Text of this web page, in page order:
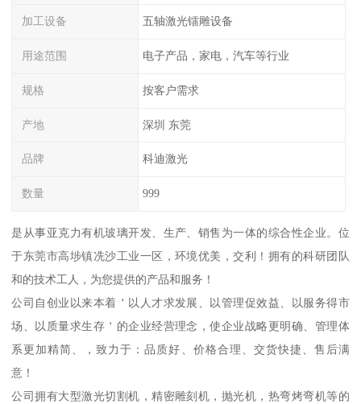
加工设备 五轴激光镭雕设备
用途范围 电子产品，家电，汽车等行业
规格 按客户需求
产地 深圳 东莞
品牌 科迪激光
数量 999
是从事亚克力有机玻璃开发、生产、销售为一体的综合性企业。位
于东莞市高埗镇冼沙工业一区，环境优美，交利！拥有的科研团队
和的技术工人，为您提供的产品和服务！
公司自创业以来本着＇以人才求发展、以管理促效益、以服务得市
场、以质量求生存＇的企业经营理念，使企业战略更明确、管理体
系更加精简、，致力于：品质好、价格合理、交货快捷、售后满
意！
公司拥有大型激光切割机，精密雕刻机，抛光机，热弯烤弯机等的